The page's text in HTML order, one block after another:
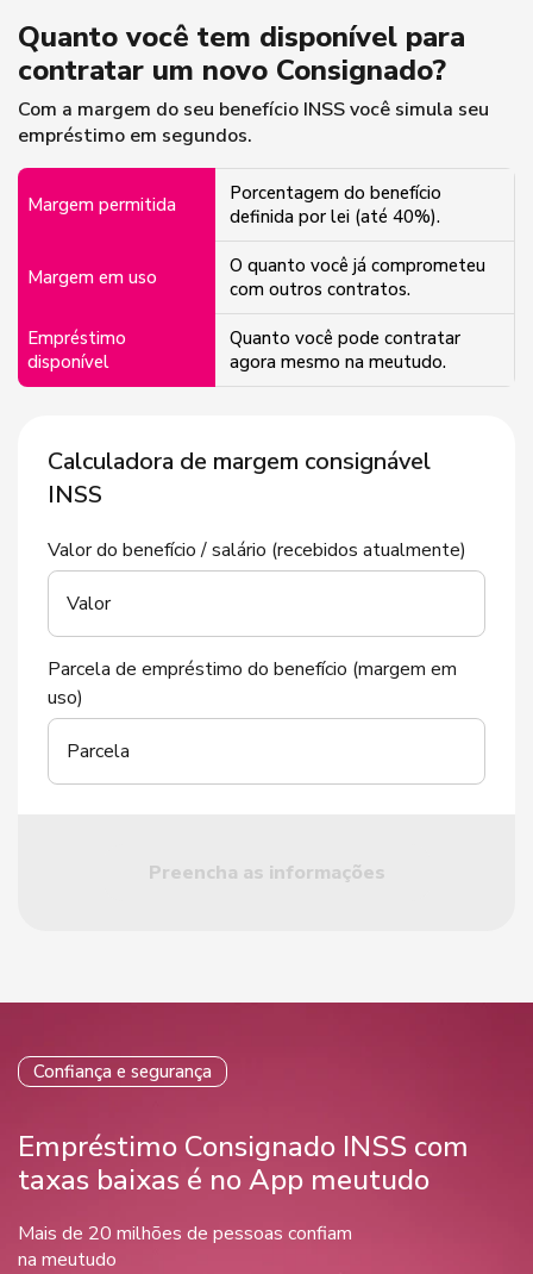
Quanto você tem disponível para
contratar um novo Consignado?
Com a margem do seu benefício INSS você simula seu
empréstimo em segundos.
Margem permitida
Porcentagem do benefício
definida por lei (até 40%).
Margem em uso
O quanto você já comprometeu
com outros contratos.
Empréstimo
disponível
Quanto você pode contratar
agora mesmo na meutudo.
Calculadora de margem consignável
INSS
Valor do benefício / salário (recebidos atualmente)
Valor
Parcela de empréstimo do benefício (margem em
uso)
Parcela
Preencha as informações
Confiança e segurança
Empréstimo Consignado INSS com
taxas baixas é no App meutudo
Mais de 20 milhões de pessoas confiam
na meutudo